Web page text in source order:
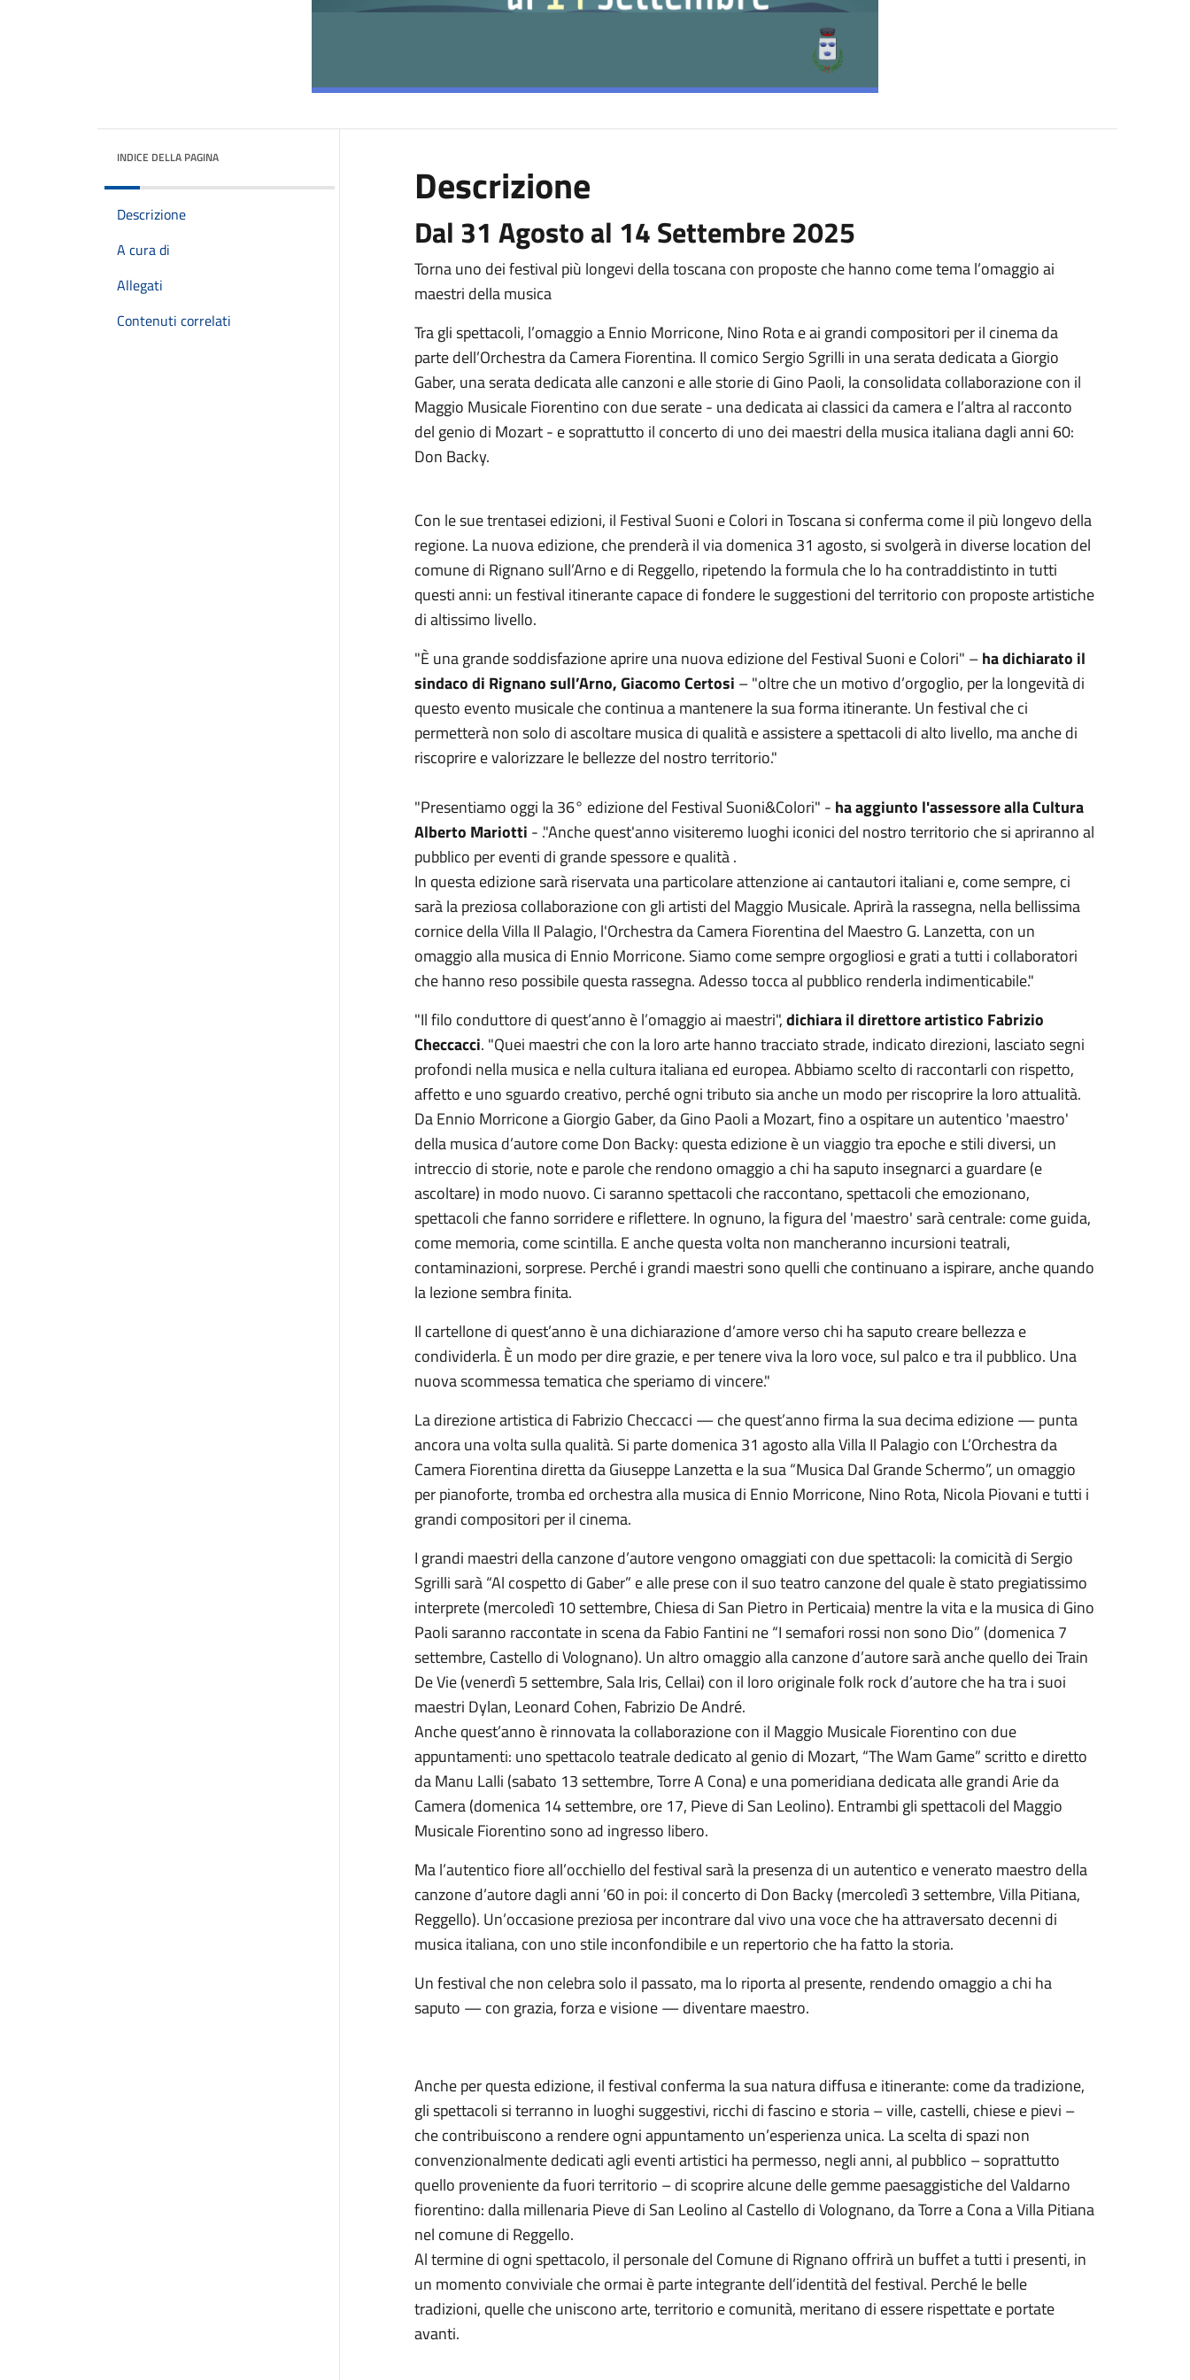
INDICE DELLA PAGINA
Descrizione
A cura di
Allegati
Contenuti correlati
Descrizione
Dal 31 Agosto al 14 Settembre 2025
Torna uno dei festival più longevi della toscana con proposte che hanno come tema l’omaggio ai
maestri della musica
Tra gli spettacoli, l’omaggio a Ennio Morricone, Nino Rota e ai grandi compositori per il cinema da
parte dell’Orchestra da Camera Fiorentina. Il comico Sergio Sgrilli in una serata dedicata a Giorgio
Gaber, una serata dedicata alle canzoni e alle storie di Gino Paoli, la consolidata collaborazione con il
Maggio Musicale Fiorentino con due serate - una dedicata ai classici da camera e l’altra al racconto
del genio di Mozart - e soprattutto il concerto di uno dei maestri della musica italiana dagli anni 60:
Don Backy.
Con le sue trentasei edizioni, il Festival Suoni e Colori in Toscana si conferma come il più longevo della
regione. La nuova edizione, che prenderà il via domenica 31 agosto, si svolgerà in diverse location del
comune di Rignano sull’Arno e di Reggello, ripetendo la formula che lo ha contraddistinto in tutti
questi anni: un festival itinerante capace di fondere le suggestioni del territorio con proposte artistiche
di altissimo livello.
"È una grande soddisfazione aprire una nuova edizione del Festival Suoni e Colori" –ha dichiarato il
sindaco di Rignano sull’Arno, Giacomo Certosi – "oltre che un motivo d’orgoglio, per la longevità di
questo evento musicale che continua a mantenere la sua forma itinerante. Un festival che ci
permetterà non solo di ascoltare musica di qualità e assistere a spettacoli di alto livello, ma anche di
riscoprire e valorizzare le bellezze del nostro territorio."
"Presentiamo oggi la 36° edizione del Festival Suoni&Colori" - ha aggiunto l'assessore alla Cultura
Alberto Mariotti - ."Anche quest'anno visiteremo luoghi iconici del nostro territorio che si apriranno al
pubblico per eventi di grande spessore e qualità .
In questa edizione sarà riservata una particolare attenzione ai cantautori italiani e, come sempre, ci
sarà la preziosa collaborazione con gli artisti del Maggio Musicale. Aprirà la rassegna, nella bellissima
cornice della Villa Il Palagio, l'Orchestra da Camera Fiorentina del Maestro G. Lanzetta, con un
omaggio alla musica di Ennio Morricone. Siamo come sempre orgogliosi e grati a tutti i collaboratori
che hanno reso possibile questa rassegna. Adesso tocca al pubblico renderla indimenticabile."
"Il filo conduttore di quest’anno è l’omaggio ai maestri",dichiara il direttore artistico Fabrizio
Checcacci. "Quei maestri che con la loro arte hanno tracciato strade, indicato direzioni, lasciato segni
profondi nella musica e nella cultura italiana ed europea. Abbiamo scelto di raccontarli con rispetto,
affetto e uno sguardo creativo, perché ogni tributo sia anche un modo per riscoprire la loro attualità.
Da Ennio Morricone a Giorgio Gaber, da Gino Paoli a Mozart, fino a ospitare un autentico 'maestro'
della musica d’autore come Don Backy: questa edizione è un viaggio tra epoche e stili diversi, un
intreccio di storie, note e parole che rendono omaggio a chi ha saputo insegnarci a guardare (e
ascoltare) in modo nuovo. Ci saranno spettacoli che raccontano, spettacoli che emozionano,
spettacoli che fanno sorridere e riflettere. In ognuno, la figura del 'maestro' sarà centrale: come guida,
come memoria, come scintilla. E anche questa volta non mancheranno incursioni teatrali,
contaminazioni, sorprese. Perché i grandi maestri sono quelli che continuano a ispirare, anche quando
la lezione sembra finita.
Il cartellone di quest’anno è una dichiarazione d’amore verso chi ha saputo creare bellezza e
condividerla. È un modo per dire grazie, e per tenere viva la loro voce, sul palco e tra il pubblico. Una
nuova scommessa tematica che speriamo di vincere."
La direzione artistica di Fabrizio Checcacci — che quest’anno firma la sua decima edizione — punta
ancora una volta sulla qualità. Si parte domenica 31 agosto alla Villa Il Palagio con L’Orchestra da
Camera Fiorentina diretta da Giuseppe Lanzetta e la sua “Musica Dal Grande Schermo”, un omaggio
per pianoforte, tromba ed orchestra alla musica di Ennio Morricone, Nino Rota, Nicola Piovani e tutti i
grandi compositori per il cinema.
I grandi maestri della canzone d’autore vengono omaggiati con due spettacoli: la comicità di Sergio
Sgrilli sarà “Al cospetto di Gaber” e alle prese con il suo teatro canzone del quale è stato pregiatissimo
interprete (mercoledì 10 settembre, Chiesa di San Pietro in Perticaia) mentre la vita e la musica di Gino
Paoli saranno raccontate in scena da Fabio Fantini ne “I semafori rossi non sono Dio” (domenica 7
settembre, Castello di Volognano). Un altro omaggio alla canzone d’autore sarà anche quello dei Train
De Vie (venerdì 5 settembre, Sala Iris, Cellai) con il loro originale folk rock d’autore che ha tra i suoi
maestri Dylan, Leonard Cohen, Fabrizio De André.
Anche quest’anno è rinnovata la collaborazione con il Maggio Musicale Fiorentino con due
appuntamenti: uno spettacolo teatrale dedicato al genio di Mozart, “The Wam Game” scritto e diretto
da Manu Lalli (sabato 13 settembre, Torre A Cona) e una pomeridiana dedicata alle grandi Arie da
Camera (domenica 14 settembre, ore 17, Pieve di San Leolino). Entrambi gli spettacoli del Maggio
Musicale Fiorentino sono ad ingresso libero.
Ma l’autentico fiore all’occhiello del festival sarà la presenza di un autentico e venerato maestro della
canzone d’autore dagli anni ’60 in poi: il concerto di Don Backy (mercoledì 3 settembre, Villa Pitiana,
Reggello). Un’occasione preziosa per incontrare dal vivo una voce che ha attraversato decenni di
musica italiana, con uno stile inconfondibile e un repertorio che ha fatto la storia.
Un festival che non celebra solo il passato, ma lo riporta al presente, rendendo omaggio a chi ha
saputo — con grazia, forza e visione — diventare maestro.
Anche per questa edizione, il festival conferma la sua natura diffusa e itinerante: come da tradizione,
gli spettacoli si terranno in luoghi suggestivi, ricchi di fascino e storia – ville, castelli, chiese e pievi –
che contribuiscono a rendere ogni appuntamento un’esperienza unica. La scelta di spazi non
convenzionalmente dedicati agli eventi artistici ha permesso, negli anni, al pubblico – soprattutto
quello proveniente da fuori territorio – di scoprire alcune delle gemme paesaggistiche del Valdarno
fiorentino: dalla millenaria Pieve di San Leolino al Castello di Volognano, da Torre a Cona a Villa Pitiana
nel comune di Reggello.
Al termine di ogni spettacolo, il personale del Comune di Rignano offrirà un buffet a tutti i presenti, in
un momento conviviale che ormai è parte integrante dell’identità del festival. Perché le belle
tradizioni, quelle che uniscono arte, territorio e comunità, meritano di essere rispettate e portate
avanti.